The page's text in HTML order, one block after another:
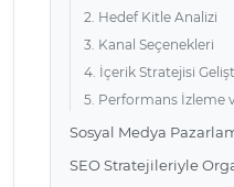
2. Hedef Kitle Analizi
3. Kanal Seçenekleri
4. İçerik Stratejisi
5. Performans İzleme
Sosyal Medya
SEO Stratejileriyle